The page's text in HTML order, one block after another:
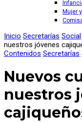
Mujer
Inicio Secretarías Social
nuestros jóvenes
Contenidos Secretarías
Nuevos
nuestros